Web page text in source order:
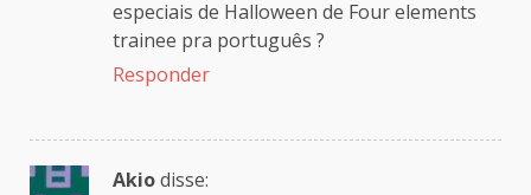
especiais de Halloween de Four elements
trainee pra português ?
Responder
Akiodisse: